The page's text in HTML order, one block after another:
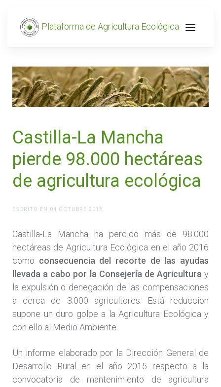
Plataforma de Agricultura Ecológica
Castilla-La Mancha
pierde 98.000 hectáreas
de agricultura ecológica
ESCRITO EN 04 OCTUBRE 2016.
Castilla-La Mancha ha perdido más de 98.000
hectáreas de Agricultura Ecológica en el año 2016
como consecuencia del recorte de las ayudas
llevada a cabo por la Consejería de Agriculturay
la expulsión o denegación de las compensaciones
a cerca de 3.000 agricultores. Está reducción
supone un duro golpe a la Agricultura Ecológica y
con ello al Medio Ambiente.
Un informe elaborado por la Dirección General de
Desarrollo Rural en el año 2015 respecto a la
convocatoria de mantenimiento de agricultura